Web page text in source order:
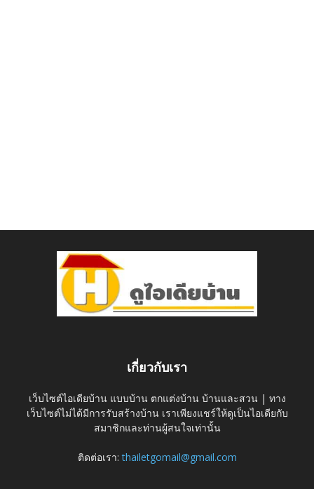
เกี่ยวกับเรา
เว็บไซต์ไอเดียบ้าน แบบบ้าน ตกแต่งบ้าน บ้านและสวน | ทาง
เว็บไซต์ไม่ได้มีการรับสร้างบ้าน เราเพียงแชร์ให้ดูเป็นไอเดียกับ
สมาชิกและท่านผู้สนใจเท่านั้น
ติดต่อเรา:thailetgomail@gmail.com